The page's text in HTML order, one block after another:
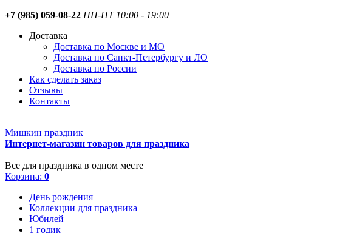
+7 (985) 059-08-22 ПН-ПТ 10:00 - 19:00
Доставка
Доставка по Москве и МО
Доставка по Санкт-Петербургу и ЛО
Доставка по России
Как сделать заказ
Отзывы
Контакты
Мишкин праздник
Интернет-магазин товаров для праздника
Все для праздника в одном месте
Корзина: 0
День рождения
Коллекции для праздника
Юбилей
1 годик